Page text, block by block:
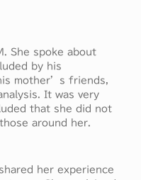
She spoke about
by his
mother’s friends,
It was very
that she did not
around her.
her experience